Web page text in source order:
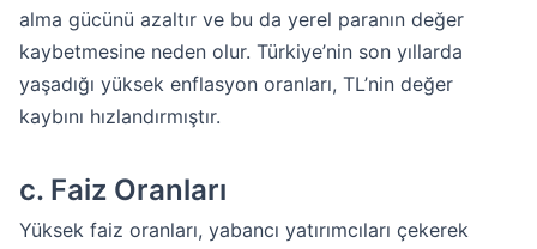
alma gücünü azaltır ve bu da yerel paranın değer
kaybetmesine neden olur. Türkiye’nin son yıllarda
yaşadığı yüksek enflasyon oranları, TL’nin değer
kaybını hızlandırmıştır.
c. Faiz Oranları
Yüksek faiz oranları, yabancı yatırımcıları çekerek